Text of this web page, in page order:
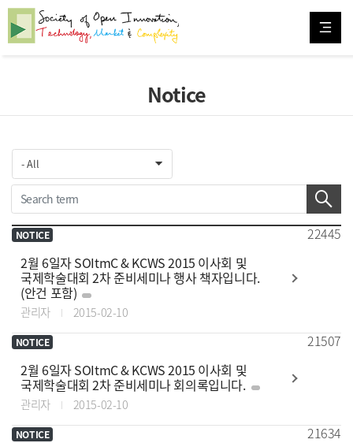
Notice
NOTICE
2월 6일자 SOItmC & KCWS 2015 이사회 및
국제학술대회 2차 준비세미나 행사 책자입니다.
(안건 포함)
관리자 2015-02-10
22445
NOTICE
2월 6일자 SOItmC & KCWS 2015 이사회 및
국제학술대회 2차 준비세미나 회의록입니다.
관리자 2015-02-10
21507
NOTICE 21634